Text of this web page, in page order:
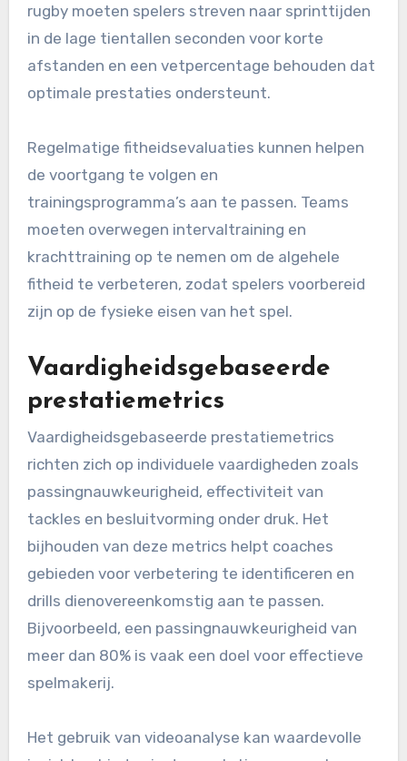
rugby moeten spelers streven naar sprinttijden
in de lage tientallen seconden voor korte
afstanden en een vetpercentage behouden dat
optimale prestaties ondersteunt.
Regelmatige fitheidsevaluaties kunnen helpen
de voortgang te volgen en
trainingsprogramma’s aan te passen. Teams
moeten overwegen intervaltraining en
krachttraining op te nemen om de algehele
fitheid te verbeteren, zodat spelers voorbereid
zijn op de fysieke eisen van het spel.
Vaardigheidsgebaseerde
prestatiemetrics
Vaardigheidsgebaseerde prestatiemetrics
richten zich op individuele vaardigheden zoals
passingnauwkeurigheid, effectiviteit van
tackles en besluitvorming onder druk. Het
bijhouden van deze metrics helpt coaches
gebieden voor verbetering te identificeren en
drills dienovereenkomstig aan te passen.
Bijvoorbeeld, een passingnauwkeurigheid van
meer dan 80% is vaak een doel voor effectieve
spelmakerij.
Het gebruik van videoanalyse kan waardevolle